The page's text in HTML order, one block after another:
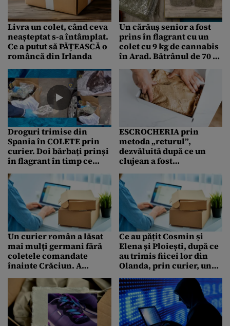
Livra un colet, când ceva
neașteptat s-a întâmplat.
Ce a putut să PĂȚEASCĂ o
româncă din Irlanda
Un cărăuș senior a fost
prins în flagrant cu un
colet cu 9 kg de cannabis
în Arad. Bătrânul de 70 de
la domiciliu
Droguri trimise din
Spania în COLETE prin
curier. Doi bărbați prinși
în flagrant în timp ce
Dâmbovița și Prahova
ESCROCHERIA prin
metoda „returul”,
dezvăluită după ce un
clujean a fost
să bărbatul să înșele
eMAG cu 9.700 de lei?
Un curier român a lăsat
mai mulți germani fără
coletele comandate
înainte Crăciun. A
de 5.000 de euro, dar a
fost prins rapid
Ce au pățit Cosmin și
Elena și Ploiești, după ce
au trimis fiicei lor din
Olanda, prin curier, un